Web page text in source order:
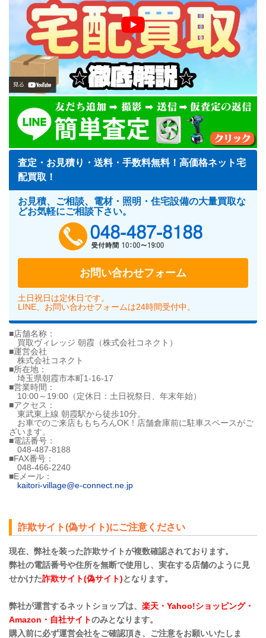
査定・お見積り・送料・手数料無料！高価格ネット宅
配買取！
お見積、ご相談、電材・照明・住宅設備の大量買取な
どお気軽にご相談下さい。
お問い合わせフォーム
土日祝日は定休日です。
LINE、お問い合わせフォームは24時間受付中。
■店舗名称：
買取ヴィレッジ 朝霞（株式会社コネクト）
■運営会社
株式会社コネクト
■所在地：
埼玉県朝霞市本町1-16-17
■営業時間：
10:00～19:00（定休日：土日祝祭日、年末年始）
■アクセス：
東武東上線 朝霞駅から徒歩10分。
お車でのご来店ももちろんOK！店舗倉庫前に駐車スペースがご
ざいます。
■電話番号：
048-487-8188
■FAX番号：
048-466-2240
■Eメール：
kaitori-village@e-connect.ne.jp
詐欺サイト(偽サイト)にご注意ください
現在、弊社を装った詐欺サイトが複数確認されております。
弊社の電話番号や住所を無断で使用し、実在する店舗のように見
せかけた詐欺サイト(偽サイト)となります。
弊社が運営するネットショップは、 楽天・Yahoo!ショッピング・
Amazon・自社サイトのみとなります。
購入前に必ず運営会社をご確認頂き、ご注意をお願いいたしま